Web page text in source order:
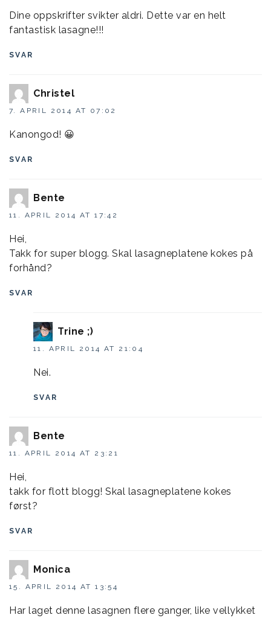
Dine oppskrifter svikter aldri. Dette var en helt
fantastisk lasagne!!!
SVAR
Christel
7. APRIL 2014 AT 07:02
Kanongod! 😀
SVAR
Bente
11. APRIL 2014 AT 17:42
Hei,
Takk for super blogg. Skal lasagneplatene kokes på
forhånd?
SVAR
Trine ;)
11. APRIL 2014 AT 21:04
Nei.
SVAR
Bente
11. APRIL 2014 AT 23:21
Hei,
takk for flott blogg! Skal lasagneplatene kokes
først?
SVAR
Monica
15. APRIL 2014 AT 13:54
Har laget denne lasagnen flere ganger, like vellykket